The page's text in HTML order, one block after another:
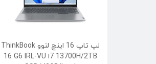
لپ تاپ 16 اینچ لنوو ThinkBook
16 G6 IRL-VU i7 13700H/2TB